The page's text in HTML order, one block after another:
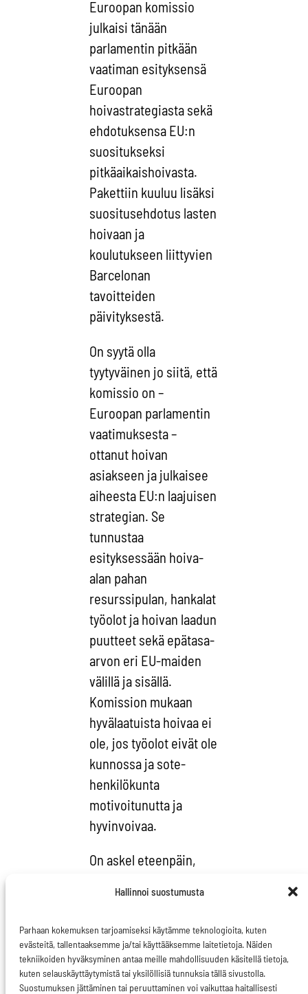
Hallinnoi suostumusta
Parhaan kokemuksen tarjoamiseksi käytämme teknologioita, kuten
evästeitä, tallentaaksemme ja/tai käyttääksemme laitetietoja. Näiden
tekniikoiden hyväksyminen antaa meille mahdollisuuden käsitellä tietoja,
kuten selauskäyttäytymistä tai yksilöllisiä tunnuksia tällä sivustolla.
Suostumuksen jättäminen tai peruuttaminen voi vaikuttaa haitallisesti
Euroopan komissio
julkaisi tänään
parlamentin pitkään
vaatiman esityksensä
Euroopan
hoivastrategiasta sekä
ehdotuksensa EU:n
suositukseksi
pitkäaikaishoivasta.
Pakettiin kuuluu lisäksi
suositusehdotus lasten
hoivaan ja
koulutukseen liittyvien
Barcelonan
tavoitteiden
päivityksestä.
On syytä olla
tyytyväinen jo siitä, että
komissio on –
Euroopan parlamentin
vaatimuksesta –
ottanut hoivan
asiakseen ja julkaisee
aiheesta EU:n laajuisen
strategian. Se
tunnustaa
esityksessään hoiva-
alan pahan
resurssipulan, hankalat
työolot ja hoivan laadun
puutteet sekä epätasa-
arvon eri EU-maiden
välillä ja sisällä.
Komission mukaan
hyvälaatuista hoivaa ei
ole, jos työolot eivät ole
kunnossa ja sote-
henkilökunta
motivoitunutta ja
hyvinvoivaa.
On askel eteenpäin,
puhumme hoivasta
komissio esittää
yhteisiä
unioninlaajuisia toimia